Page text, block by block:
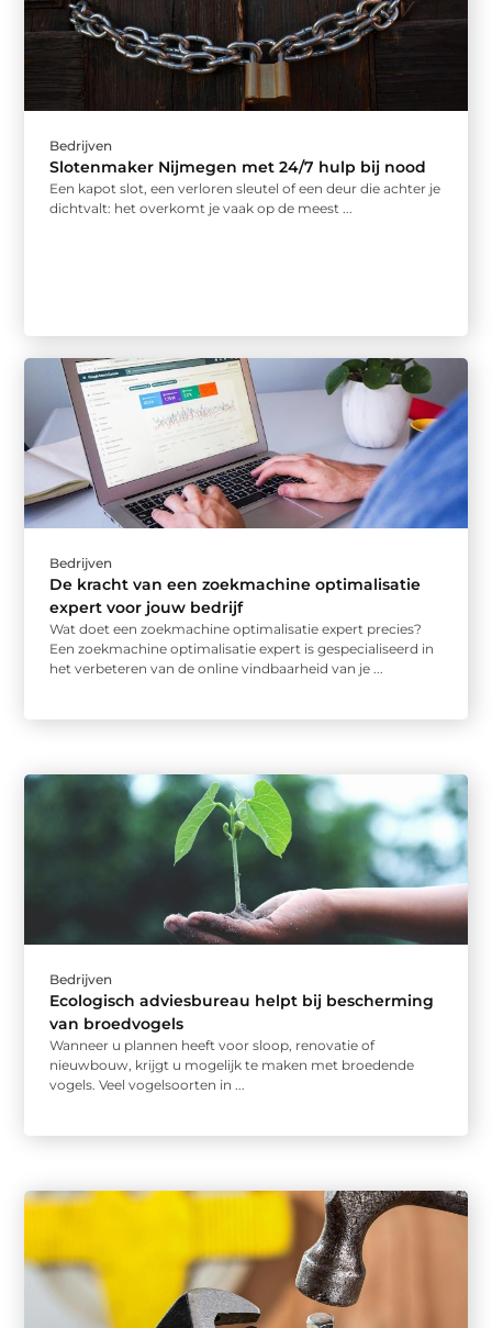
Bedrijven
Slotenmaker Nijmegen met 24/7 hulp bij nood
Een kapot slot, een verloren sleutel of een deur die achter je
dichtvalt: het overkomt je vaak op de meest ...
Bedrijven
De kracht van een zoekmachine optimalisatie
expert voor jouw bedrijf
Wat doet een zoekmachine optimalisatie expert precies?
Een zoekmachine optimalisatie expert is gespecialiseerd in
het verbeteren van de online vindbaarheid van je ...
Bedrijven
Ecologisch adviesbureau helpt bij bescherming
van broedvogels
Wanneer u plannen heeft voor sloop, renovatie of
nieuwbouw, krijgt u mogelijk te maken met broedende
vogels. Veel vogelsoorten in ...